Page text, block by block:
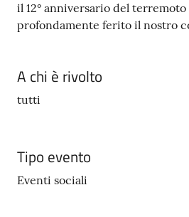
Sportello
Tutti
il 12° anniversario del terremoto
profondamente ferito il nostro
A chi è rivolto
tutti
Tipo evento
Eventi sociali